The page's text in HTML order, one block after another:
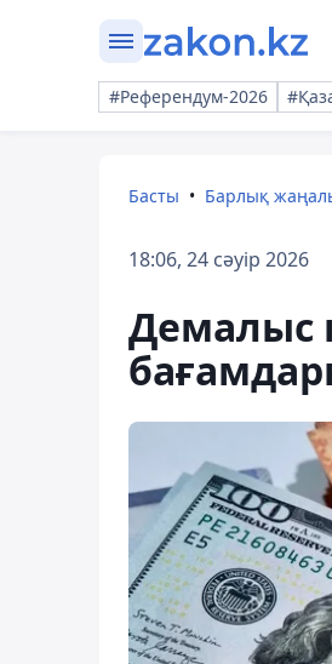
#Референдум-2026
Басты Барлық
18:06, 24 сәуір 2026
Демалыс